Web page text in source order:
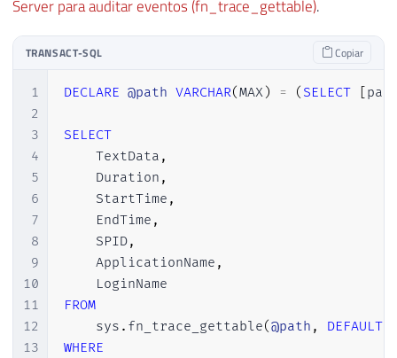
Server para auditar eventos (fn_trace_gettable).
TRANSACT-SQL Copiar
1
2
3
4
5
6
7
8
9
10
11
12
13
DECLARE @path VARCHAR(MAX) = ( SELECT
SELECT
    TextData
,
    Duration
,
    StartTime
,
    EndTime
,
    SPID
,
    ApplicationName
,
FROM
    sys
. fn_trace_gettable(@path , DEFAULT)
WHERE